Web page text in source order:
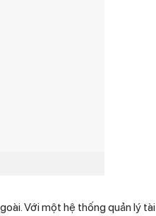
Với một hệ thống quản lý tài